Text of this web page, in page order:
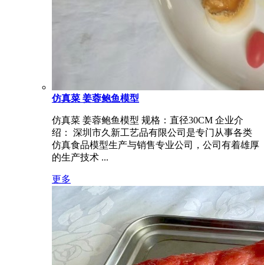
仿真菜 姜蓉鲍鱼模型
仿真菜 姜蓉鲍鱼模型 规格：直径30CM 企业介
绍： 深圳市久新工艺品有限公司是专门从事各类
仿真食品模型生产与销售专业公司，公司有着雄厚
的生产技术 ...
更多